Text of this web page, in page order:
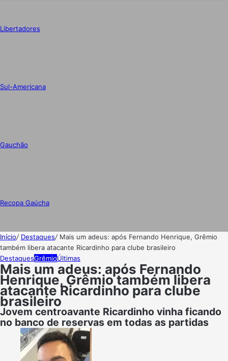
Libertadores
Sul-Americana
Gauchão
Recopa Gaúcha
Início/ Destaques/ Mais um adeus: após Fernando Henrique, Grêmio
também libera atacante Ricardinho para clube brasileiro
DestaquesGrêmioÚltimas
Mais um adeus: após Fernando
Henrique, Grêmio também libera
atacante Ricardinho para clube
brasileiro
Jovem centroavante Ricardinho vinha ficando
no banco de reservas em todas as partidas